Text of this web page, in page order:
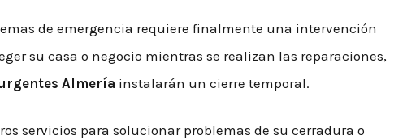
de emergencia requiere finalmente una intervención
su casa o negocio mientras se realizan las reparaciones,
Almería instalarán un cierre temporal.
servicios para solucionar problemas de su cerradura o